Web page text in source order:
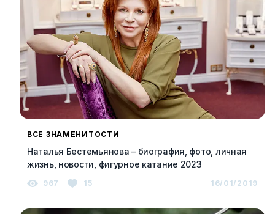
ВСЕ ЗНАМЕНИТОСТИ
Наталья Бестемьянова – биография, фото, личная
жизнь, новости, фигурное катание 2023
967 15 16/01/2019